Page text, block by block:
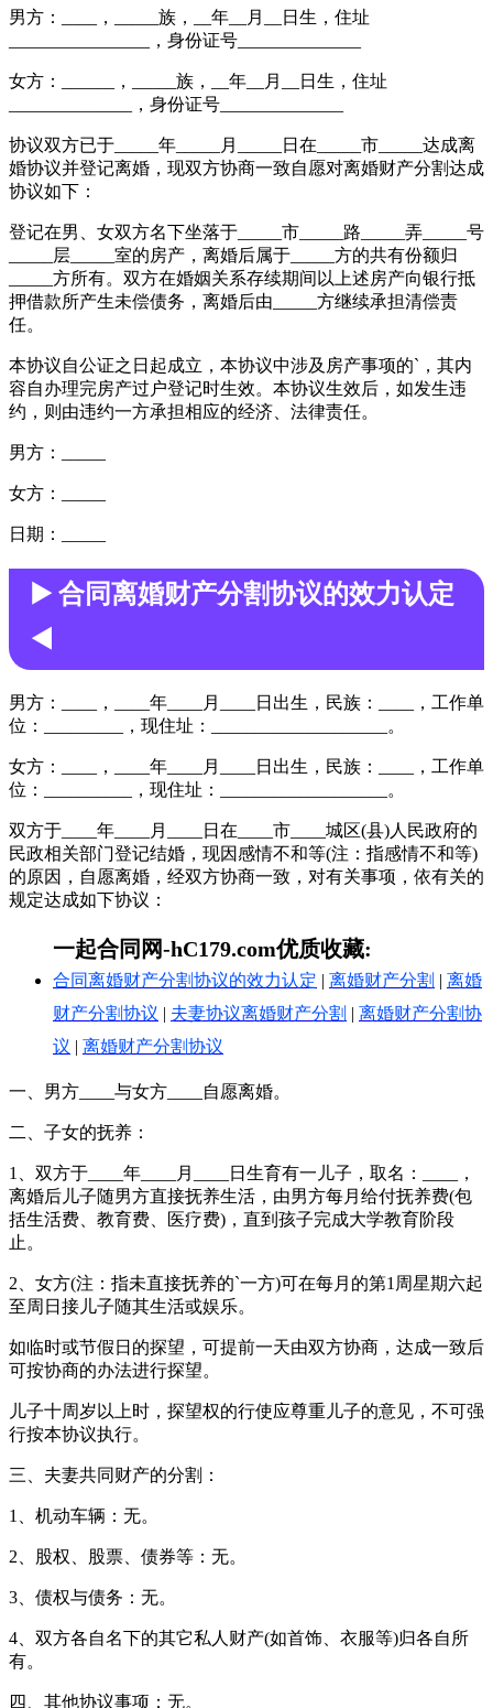
男方：____，_____族，__年__月__日生，住址
________________，身份证号______________
女方：______，_____族，__年__月__日生，住址
______________，身份证号______________
协议双方已于_____年_____月_____日在_____市_____达成离
婚协议并登记离婚，现双方协商一致自愿对离婚财产分割达成
协议如下：
登记在男、女双方名下坐落于_____市_____路_____弄_____号
_____层_____室的房产，离婚后属于_____方的共有份额归
_____方所有。双方在婚姻关系存续期间以上述房产向银行抵
押借款所产生未偿债务，离婚后由_____方继续承担清偿责
任。
本协议自公证之日起成立，本协议中涉及房产事项的`，其内
容自办理完房产过户登记时生效。本协议生效后，如发生违
约，则由违约一方承担相应的经济、法律责任。
男方：_____
女方：_____
日期：_____
▶️ 合同离婚财产分割协议的效力认定
◀️
男方：____，____年____月____日出生，民族：____，工作单
位：_________，现住址：____________________。
女方：____，____年____月____日出生，民族：____，工作单
位：__________，现住址：___________________。
双方于____年____月____日在____市____城区(县)人民政府的
民政相关部门登记结婚，现因感情不和等(注：指感情不和等)
的原因，自愿离婚，经双方协商一致，对有关事项，依有关的
规定达成如下协议：
一起合同网-hC179.com优质收藏:
合同离婚财产分割协议的效力认定 | 离婚财产分割 | 离婚
财产分割协议 | 夫妻协议离婚财产分割 | 离婚财产分割协
议 | 离婚财产分割协议
一、男方____与女方____自愿离婚。
二、子女的抚养：
1、双方于____年____月____日生育有一儿子，取名：____，
离婚后儿子随男方直接抚养生活，由男方每月给付抚养费(包
括生活费、教育费、医疗费)，直到孩子完成大学教育阶段
止。
2、女方(注：指未直接抚养的`一方)可在每月的第1周星期六起
至周日接儿子随其生活或娱乐。
如临时或节假日的探望，可提前一天由双方协商，达成一致后
可按协商的办法进行探望。
儿子十周岁以上时，探望权的行使应尊重儿子的意见，不可强
行按本协议执行。
三、夫妻共同财产的分割：
1、机动车辆：无。
2、股权、股票、债券等：无。
3、债权与债务：无。
4、双方各自名下的其它私人财产(如首饰、衣服等)归各自所
有。
四、其他协议事项：无。